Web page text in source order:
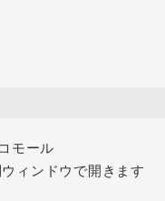
モール